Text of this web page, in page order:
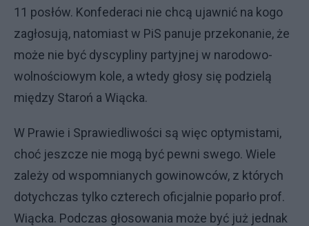
11 posłów. Konfederaci nie chcą ujawnić na kogo
zagłosują, natomiast w PiS panuje przekonanie, że
może nie być dyscypliny partyjnej w narodowo-
wolnościowym kole, a wtedy głosy się podzielą
między Staroń a Wiącka.
W Prawie i Sprawiedliwości są więc optymistami,
choć jeszcze nie mogą być pewni swego. Wiele
zależy od wspomnianych gowinowców, z których
dotychczas tylko czterech oficjalnie poparło prof.
Wiącka. Podczas głosowania może być już jednak